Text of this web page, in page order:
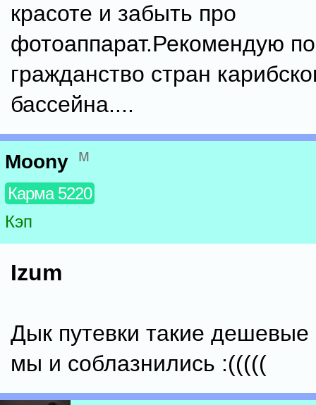
красоте и забыть про
фотоаппарат.Рекомендую
гражданство стран
бассейна....
Moony м
Карма 5220
Кэп
Izum
Дык путевки такие
мы и соблазнились :(((((